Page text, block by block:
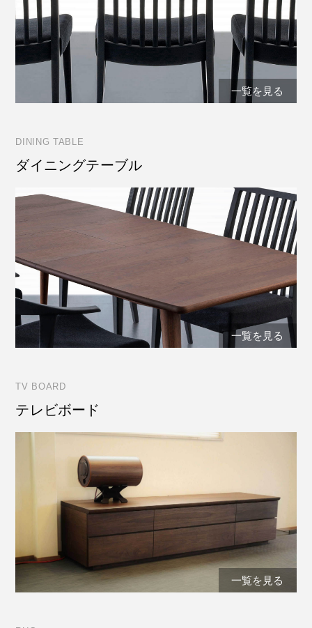
一覧を見る
DINING TABLE
ダイニングテーブル
一覧を見る
TV BOARD
テレビボード
一覧を見る